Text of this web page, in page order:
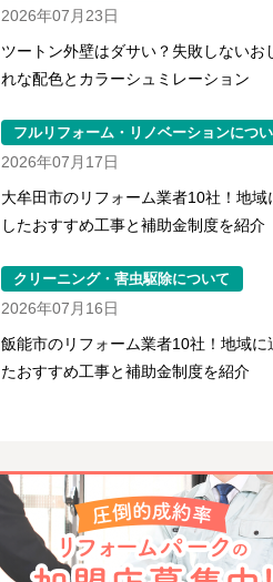
2026年07月23日
ツートン外壁はダサい？失敗しないお
れな配色とカラーシュミレーション
フルリフォーム・リノベーションにつ
2026年07月17日
大牟田市のリフォーム業者10社！地域
したおすすめ工事と補助金制度を紹介
クリーニング・害虫駆除について
2026年07月16日
飯能市のリフォーム業者10社！地域に
たおすすめ工事と補助金制度を紹介